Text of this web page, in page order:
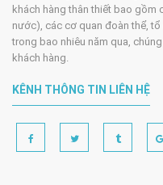
khách hàng thân thiết bao gồm
nước), các cơ quan đoàn thể,
trong bao nhiêu năm qua,
khách hàng.
KÊNH THÔNG TIN LIÊN HỆ